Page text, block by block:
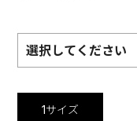
選択してください
1サイズ